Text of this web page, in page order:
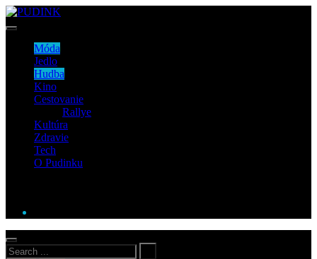
Móda
Jedlo
Hudba
Kino
Cestovanie
Rallye
Kultúra
Zdravie
Tech
O Pudinku